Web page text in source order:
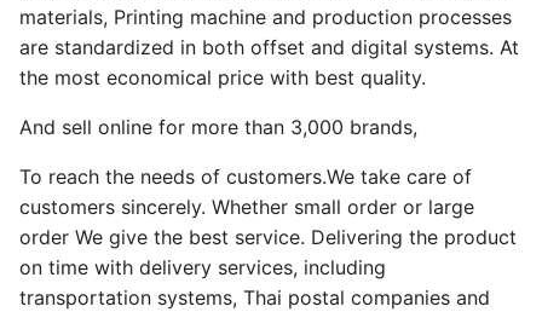
materials, Printing machine and production processes
are standardized in both offset and digital systems. At
the most economical price with best quality.
And sell online for more than 3,000 brands,
To reach the needs of customers.We take care of
customers sincerely. Whether small order or large
order We give the best service. Delivering the product
on time with delivery services, including
transportation systems, Thai postal companies and